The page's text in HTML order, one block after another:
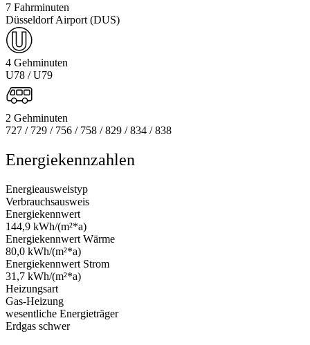
7 Fahrminuten
Düsseldorf Airport (DUS)
4 Gehminuten
U78 / U79
2 Gehminuten
727 / 729 / 756 / 758 / 829 / 834 / 838
Energiekennzahlen
Energieausweistyp
Verbrauchsausweis
Energiekennwert
144,9 kWh/(m²*a)
Energiekennwert Wärme
80,0 kWh/(m²*a)
Energiekennwert Strom
31,7 kWh/(m²*a)
Heizungsart
Gas-Heizung
wesentliche Energieträger
Erdgas schwer